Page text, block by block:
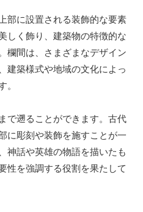
部に設置される装飾的な要素
しく飾り、建築物の特徴的な
欄間は、さまざまなデザイン
建築様式や地域の文化によっ
。
で遡ることができます。古代
に彫刻や装飾を施すことが一
神話や英雄の物語を描いたも
性を強調する役割を果たして